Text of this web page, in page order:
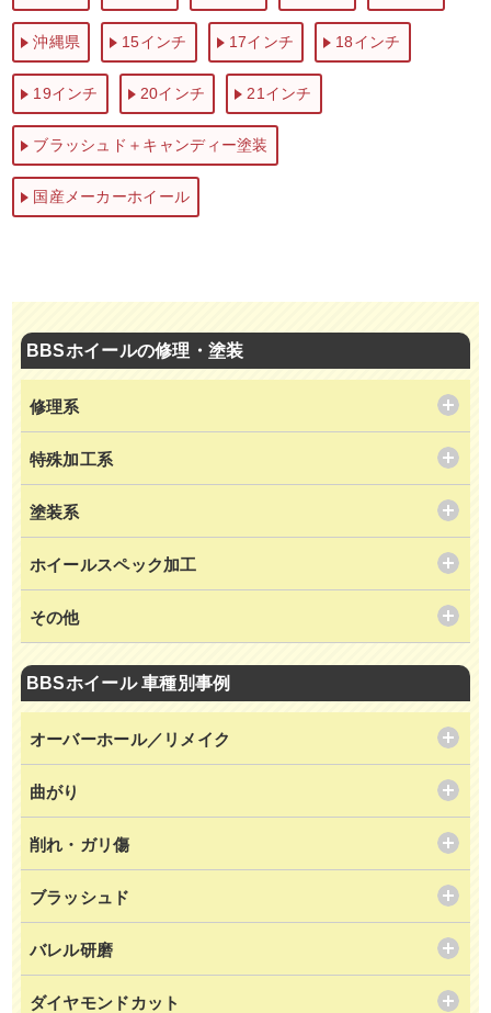
沖縄県 15インチ 17インチ 18インチ
19インチ 20インチ 21インチ
ブラッシュド＋キャンディー塗装
国産メーカーホイール
BBSホイールの修理・塗装
修理系
特殊加工系
塗装系
ホイールスペック加工
その他
BBSホイール 車種別事例
オーバーホール／リメイク
曲がり
削れ・ガリ傷
ブラッシュド
バレル研磨
ダイヤモンドカット